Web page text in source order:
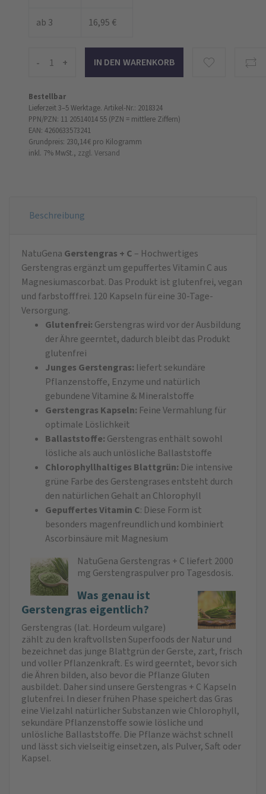
ab 3 16,95 €
- +
Bestellbar
Lieferzeit 3–5 Werktage. Artikel-Nr.: 2018324
PPN/PZN: 11 20514014 55 (PZN = mittlere Ziffern)
EAN: 4260633573241
Grundpreis: 230,14 € pro Kilogramm
inkl. 7% MwSt., zzgl. Versand
Beschreibung
NatuGena Gerstengras + C – Hochwertiges
Gerstengras ergänzt um gepuffertes Vitamin C aus
Magnesiumascorbat. Das Produkt ist glutenfrei, vegan
und farbstofffrei. 120 Kapseln für eine 30-Tage-
Versorgung.
Glutenfrei: Gerstengras wird vor der Ausbildung
der Ähre geerntet, dadurch bleibt das Produkt
glutenfrei
Junges Gerstengras: liefert sekundäre
Pflanzenstoffe, Enzyme und natürlich
gebundene Vitamine & Mineralstoffe
Gerstengras Kapseln: Feine Vermahlung für
optimale Löslichkeit
Ballaststoffe: Gerstengras enthält sowohl
lösliche als auch unlösliche Ballaststoffe
Chlorophyllhaltiges Blattgrün: Die intensive
grüne Farbe des Gerstengrases entsteht durch
den natürlichen Gehalt an Chlorophyll
Gepuffertes Vitamin C: Diese Form ist
besonders magenfreundlich und kombiniert
Ascorbinsäure mit Magnesium
NatuGena Gerstengras + C liefert 2000
mg Gerstengraspulver pro Tagesdosis.
Was genau ist
Gerstengras eigentlich?
Gerstengras (lat. Hordeum vulgare)
zählt zu den kraftvollsten Superfoods der Natur und
bezeichnet das junge Blattgrün der Gerste, zart, frisch
und voller Pflanzenkraft. Es wird geerntet, bevor sich
die Ähren bilden, also bevor die Pflanze Gluten
ausbildet. Daher sind unsere Gerstengras + C Kapseln
glutenfrei. In dieser frühen Phase speichert das Gras
eine Vielzahl natürlicher Substanzen wie Chlorophyll,
sekundäre Pflanzenstoffe sowie lösliche und
unlösliche Ballaststoffe. Die Pflanze wächst schnell
und lässt sich vielseitig einsetzen, als Pulver, Saft oder
Kapsel.